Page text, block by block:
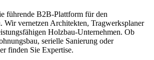
führende B2B-Plattform für den
Wir vernetzen Architekten, Tragwerksplaner
Holzbau-Unternehmen. Ob
serielle Sanierung oder
finden Sie Expertise.